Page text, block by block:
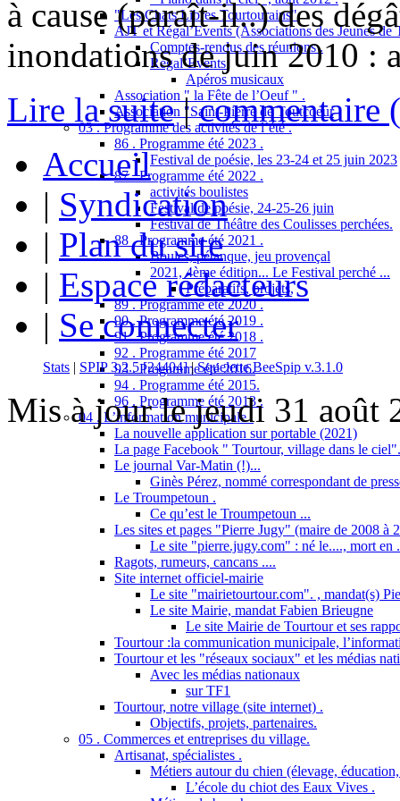
"Les Chats Libres Tourtourains"
AJT et Régal’Events (Associations des Jeunes de
Comptes-rendus des réunions .
Régal’Events.
Apéros musicaux
Association " la Fête de l’Oeuf " .
Association "Saint-Pierre de Toutcoeur
03 . Programme des activités de l’été .
86 . Programme été 2023 .
Festival de poésie, les 23-24 et 25 juin 2023
87 . Programme été 2022 .
activités boulistes
Festival de poésie, 24-25-26 juin
Festival de Théâtre des Coulisses perchées.
88 . Programme été 2021 .
Boules, pétanque, jeu provençal
2021, 4ème édition... Le Festival perché ...
Préparatifs, projets,
89 . Programme été 2020 .
90 . Programme été 2019 .
91 . Programme été 2018 .
92 . Programme été 2017
93 . Progamme été 2016.
94 . Programme été 2015.
96 . Programme été 2013 .
04 . L’information municipale .
La nouvelle application sur portable (2021)
La page Facebook " Tourtour, village dans le ciel".
Le journal Var-Matin (!)...
Ginès Pérez, nommé correspondant de
Le Troumpetoun .
Ce qu’est le Troumpetoun ...
Les sites et pages "Pierre Jugy" (maire de 2008 à
Le site "pierre.jugy.com" : né le...., mort en
Ragots, rumeurs, cancans ....
Site internet officiel-mairie
Le site "mairietourtour.com". , mandat(s)
Le site Mairie, mandat Fabien Brieugne
Le site Mairie de Tourtour et ses
Tourtour :la communication municipale,
Tourtour et les "réseaux sociaux" et les médias
Avec les médias nationaux
sur TF1
Tourtour, notre village (site internet) .
Objectifs, projets, partenaires.
05 . Commerces et entreprises du village.
Artisanat, spécialistes .
Métiers autour du chien (élevage,
L’école du chiot des Eaux Vives .
à cause (paraît-il..) des
inondations de juin 2010 :
Lire la suite|commentaire
Accueil
| Syndication
| Plan du site
| Espace rédacteurs
| Se connecter
Stats | SPIP 3.2.5 [24404]|Squelette BeeSpip v.3.1.0
Mis à jour le jeudi 31 août